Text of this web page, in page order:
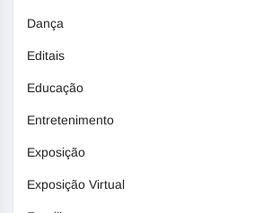
Dança
Editais
Educação
Entretenimento
Exposição
Exposição Virtual